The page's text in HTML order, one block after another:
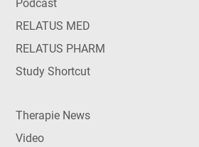
Podcast
RELATUS MED
RELATUS PHARM
Study Shortcut
Therapie News
Video